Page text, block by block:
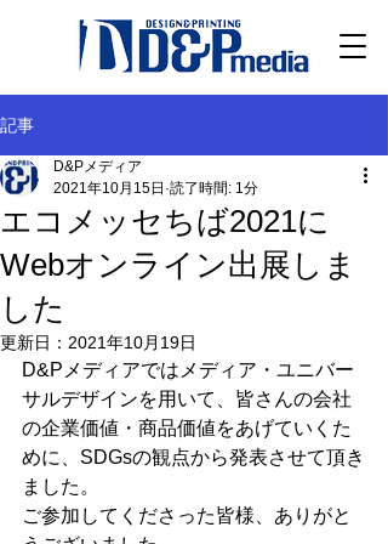
記事
エコメッセちば2021に
Webオンライン出展しま
した
D&Pメディア
2021年10月15日 読了時間: 1分
更新日： 2021年10月19日
D&Pメディアではメディア・ユニバー
サルデザインを用いて、皆さんの会社
の企業価値・商品価値をあげていくた
めに、SDGsの観点から発表させて頂き
ました。
ご参加してくださった皆様、ありがと